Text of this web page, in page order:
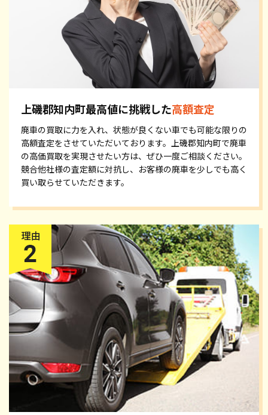
上磯郡知内町最高値に挑戦した高額査定
廃車の買取に力を入れ、状態が良くない車でも可能な限りの
高額査定をさせていただいております。上磯郡知内町で廃車
の高価買取を実現させたい方は、ぜひ一度ご相談ください。
競合他社様の査定額に対抗し、お客様の廃車を少しでも高く
買い取らせていただきます。